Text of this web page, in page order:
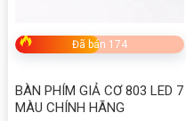
Đã bán 174
BÀN PHÍM GIẢ CƠ 803 LED 7
MÀU CHÍNH HÃNG